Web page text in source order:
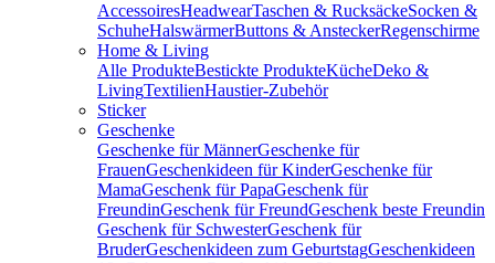
AccessoiresHeadwearTaschen & RucksäckeSocken &
SchuheHalswärmerButtons & AnsteckerRegenschirme
Home & Living
Alle ProdukteBestickte ProdukteKücheDeko &
LivingTextilienHaustier-Zubehör
Sticker
Geschenke
Geschenke für MännerGeschenke für
FrauenGeschenkideen für KinderGeschenke für
MamaGeschenk für PapaGeschenk für
FreundinGeschenk für FreundGeschenk beste Freundin
Geschenk für SchwesterGeschenk für
BruderGeschenkideen zum GeburtstagGeschenkideen